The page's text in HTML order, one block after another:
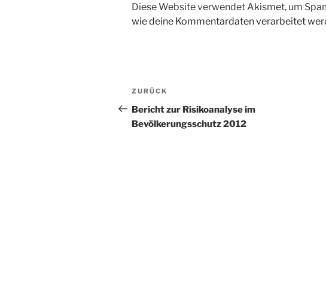
Diese Website verwendet Akismet, um
wie deine Kommentardaten verarbeitet
Beitragsnavigation
Vorheriger
Beitrag
ZURÜCK
Bericht zur Risikoanalyse im
Bevölkerungsschutz 2012